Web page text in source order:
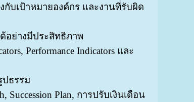
บเป้าหมายองค์กร และงานที่รับผิด
อย่างมีประสิทธิภาพ
Performance Indicators และ
ปธรรม
Plan, การปรับเงินเดือน